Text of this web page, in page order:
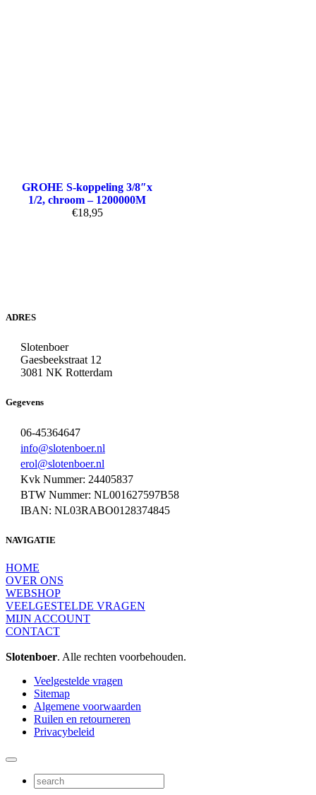
GROHE S-koppeling 3/8″x
1/2, chroom – 1200000M
€18,95
ADRES
Slotenboer
Gaesbeekstraat 12
3081 NK Rotterdam
Gegevens
06-45364647
info@slotenboer.nl
erol@slotenboer.nl
Kvk Nummer: 24405837
BTW Nummer: NL001627597B58
IBAN: NL03RABO0128374845
NAVIGATIE
HOME
OVER ONS
WEBSHOP
VEELGESTELDE VRAGEN
MIJN ACCOUNT
CONTACT
Slotenboer. Alle rechten voorbehouden.
Veelgestelde vragen
Sitemap
Algemene voorwaarden
Ruilen en retourneren
Privacybeleid